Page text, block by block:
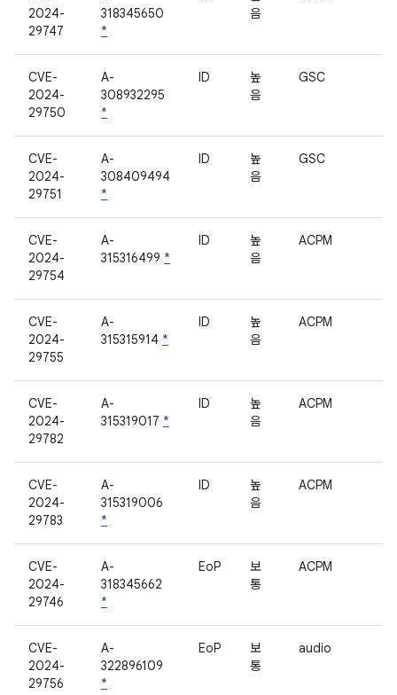
2024-
29747
318345650
*
음
CVE-
2024-
29750
A-
308932295
*
ID
높
음
GSC
CVE-
2024-
29751
A-
308409494
*
ID
높
음
GSC
CVE-
2024-
29754
A-
315316499 *
ID
높
음
ACPM
CVE-
2024-
29755
A-
315315914 *
ID
높
음
ACPM
CVE-
2024-
29782
A-
315319017 *
ID
높
음
ACPM
CVE-
2024-
29783
A-
315319006
*
ID
높
음
ACPM
CVE-
2024-
29746
A-
318345662
*
EoP
보
통
ACPM
CVE-
2024-
29756
A-
322896109
*
EoP
보
통
audio